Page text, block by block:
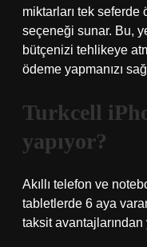
miktarları tek
seçeneği sunar. Bu,
bütçenizi tehlikeye
ödeme yapmanızı
Turkcell
yapıyor?
Akıllı telefon ve
tabletlerde 6 aya
taksit avantajlarından